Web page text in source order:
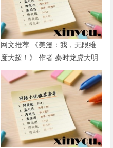
网文推荐:《美漫：我，无限维
度大超！》 作者:秦时龙虎大明
1-802章 TXT下载